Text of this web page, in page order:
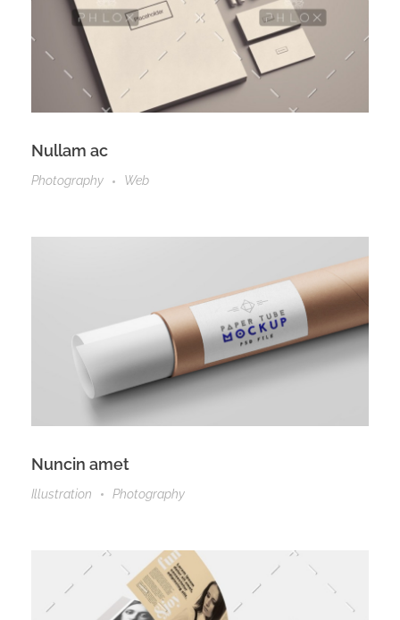
Nullam ac
Photography Web
Nuncin amet
Illustration Photography